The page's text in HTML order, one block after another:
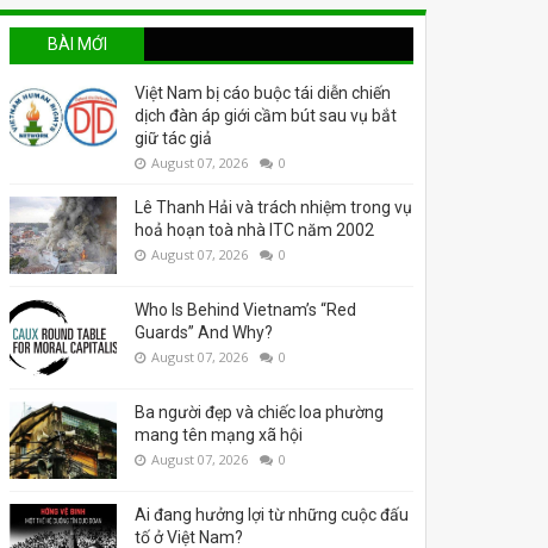
BÀI MỚI
Việt Nam bị cáo buộc tái diễn chiến
dịch đàn áp giới cầm bút sau vụ bắt
giữ tác giả
August 07, 2026 0
Lê Thanh Hải và trách nhiệm trong vụ
hoả hoạn toà nhà ITC năm 2002
August 07, 2026 0
Who Is Behind Vietnam’s “Red
Guards” And Why?
August 07, 2026 0
Ba người đẹp và chiếc loa phường
mang tên mạng xã hội
August 07, 2026 0
Ai đang hưởng lợi từ những cuộc đấu
tố ở Việt Nam?